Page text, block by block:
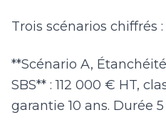
Trois scénarios chiffrés :
**Scénario A,
SBS** : 112 000 € HT,
garantie 10 ans. Durée